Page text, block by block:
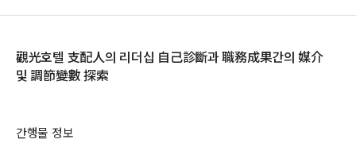
觀光호텔 支配人의 리더십 自己診斷과 職務成果간의 媒介
및 調節變數 探索
간행물 정보